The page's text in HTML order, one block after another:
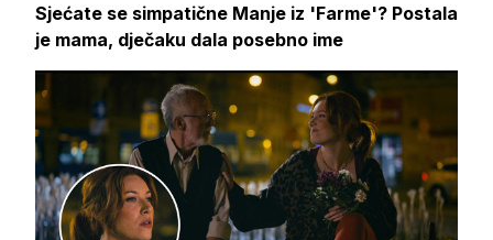
Sjećate se simpatične Manje iz 'Farme'? Postala
je mama, dječaku dala posebno ime